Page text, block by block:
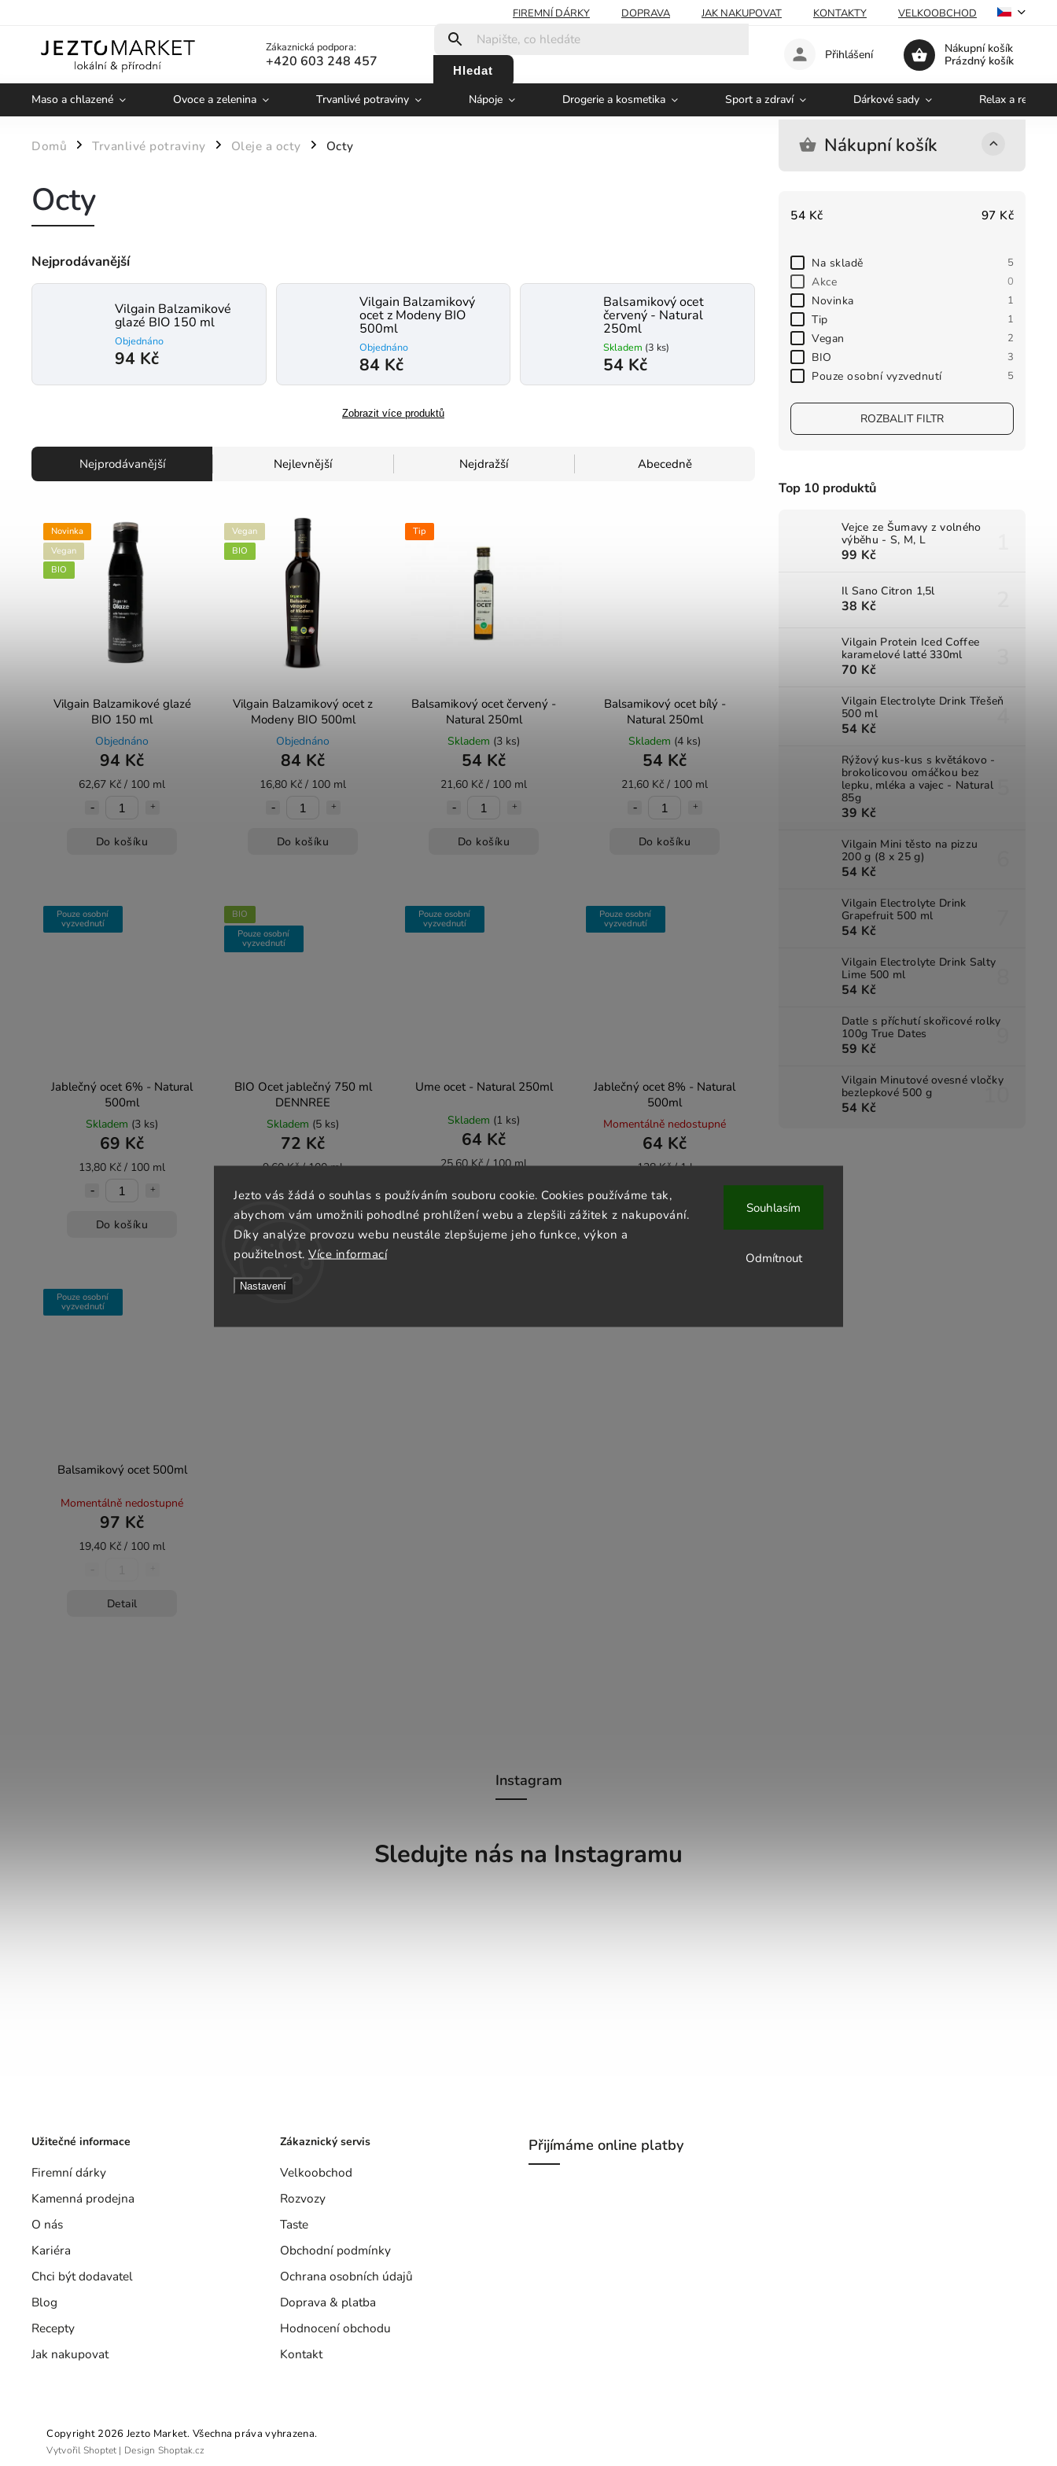
Jezto vás žádá o souhlas s používáním souboru cookie. Cookies používáme tak,
abychom vám umožnili pohodlné prohlížení webu a zlepšili zážitek z nakupování.
Díky analýze provozu webu neustále zlepšujeme jeho funkce, výkon a
použitelnost. Více informací
Nastavení
Odmítnout
Souhlasím
FIREMNÍ DÁRKY DOPRAVA JAK NAKUPOVAT KONTAKTY VELKOOBCHOD
Zákaznická podpora:
+420 603 248 457
Hledat
Nákupní košík
Prázdný košík
Přihlášení
Maso a chlazené Ovoce a zelenina Trvanlivé potraviny Nápoje Drogerie a kosmetika Sport a zdraví Dárkové sady Relax a
Domů / Trvanlivé potraviny / Oleje a octy / Octy Nákupní košík
54 Kč 97 Kč
Na skladě 5
Akce 0
Novinka 1
Tip 1
Vegan 2
BIO 3
Pouze osobní vyzvednutí 5
ROZBALIT FILTR
Top 10 produktů
Vejce ze Šumavy z volného
výběhu - S, M, L
99 Kč
Il Sano Citron 1,5l
38 Kč
Vilgain Protein Iced Coffee
karamelové latté 330ml
70 Kč
Vilgain Electrolyte Drink Třešeň
500 ml
54 Kč
Rýžový kus-kus s květákovo -
brokolicovou omáčkou bez
lepku, mléka a vajec - Natural
85g
39 Kč
Vilgain Mini těsto na pizzu
200 g (8 x 25 g)
54 Kč
Vilgain Electrolyte Drink
Grapefruit 500 ml
54 Kč
Vilgain Electrolyte Drink Salty
Lime 500 ml
54 Kč
Datle s příchutí skořicové rolky
100g True Dates
59 Kč
Vilgain Minutové ovesné vločky
bezlepkové 500 g
54 Kč
Octy
Nejprodávanější
Vilgain Balzamikové
glazé BIO 150 ml
Objednáno
94 Kč
Vilgain Balzamikový
ocet z Modeny BIO
500ml
Objednáno
84 Kč
Balsamikový ocet
červený - Natural
250ml
Skladem (3 ks)
54 Kč
Zobrazit více produktů
Nejprodávanější Nejlevnější Nejdražší Abecedně
Novinka
Vegan
BIO
Vilgain Balzamikové glazé
BIO 150 ml
Objednáno
94 Kč
62,67 Kč / 100 ml
Do košíku
Vegan
BIO
Vilgain Balzamikový ocet z
Modeny BIO 500ml
Objednáno
84 Kč
16,80 Kč / 100 ml
Do košíku
Tip
Balsamikový ocet červený -
Natural 250ml
Skladem (3 ks)
54 Kč
21,60 Kč / 100 ml
Do košíku
Balsamikový ocet bílý -
Natural 250ml
Skladem (4 ks)
54 Kč
21,60 Kč / 100 ml
Do košíku
Pouze osobní
vyzvednutí
Jablečný ocet 6% - Natural
500ml
Skladem (3 ks)
69 Kč
13,80 Kč / 100 ml
Do košíku
BIO
Pouze osobní
vyzvednutí
BIO Ocet jablečný 750 ml
DENNREE
Skladem (5 ks)
72 Kč
9,60 Kč / 100 ml
Pouze osobní
vyzvednutí
Ume ocet - Natural 250ml
Skladem (1 ks)
64 Kč
25,60 Kč / 100 ml
Do košíku
Pouze osobní
vyzvednutí
Jablečný ocet 8% - Natural
500ml
Momentálně nedostupné
64 Kč
128 Kč / 1 l
Detail
Pouze osobní
vyzvednutí
Balsamikový ocet 500ml
Momentálně nedostupné
97 Kč
19,40 Kč / 100 ml
Detail
Instagram
Sledujte nás na Instagramu
Užitečné informace
Firemní dárky
Kamenná prodejna
O nás
Kariéra
Chci být dodavatel
Blog
Recepty
Jak nakupovat
Zákaznický servis
Velkoobchod
Rozvozy
Taste
Obchodní podmínky
Ochrana osobních údajů
Doprava & platba
Hodnocení obchodu
Kontakt
Přijímáme online platby
Copyright 2026 Jezto Market. Všechna práva vyhrazena.
VytvořilShoptet | DesignShoptak.cz